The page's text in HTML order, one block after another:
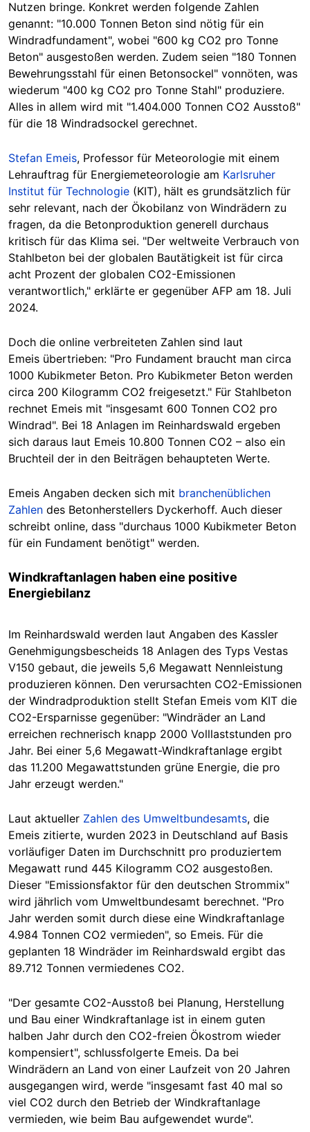
Nutzen bringe. Konkret werden folgende Zahlen
genannt: "10.000 Tonnen Beton sind nötig für ein
Windradfundament", wobei "600 kg CO2 pro Tonne
Beton" ausgestoßen werden. Zudem seien "180 Tonnen
Bewehrungsstahl für einen Betonsockel" vonnöten, was
wiederum "400 kg CO2 pro Tonne Stahl" produziere.
Alles in allem wird mit "1.404.000 Tonnen CO2 Ausstoß"
für die 18 Windradsockel gerechnet.
Stefan Emeis, Professor für Meteorologie mit einem
Lehrauftrag für Energiemeteorologie am Karlsruher
Institut für Technologie (KIT), hält es grundsätzlich für
sehr relevant, nach der Ökobilanz von Windrädern zu
fragen, da die Betonproduktion generell durchaus
kritisch für das Klima sei. "Der weltweite Verbrauch von
Stahlbeton bei der globalen Bautätigkeit ist für circa
acht Prozent der globalen CO2-Emissionen
verantwortlich," erklärte er gegenüber AFP am 18. Juli
2024.
Doch die online verbreiteten Zahlen sind laut
Emeis übertrieben: "Pro Fundament braucht man circa
1000 Kubikmeter Beton. Pro Kubikmeter Beton werden
circa 200 Kilogramm CO2 freigesetzt." Für Stahlbeton
rechnet Emeis mit "insgesamt 600 Tonnen CO2 pro
Windrad". Bei 18 Anlagen im Reinhardswald ergeben
sich daraus laut Emeis 10.800 Tonnen CO2 – also ein
Bruchteil der in den Beiträgen behaupteten Werte.
Emeis Angaben decken sich mit branchenüblichen
Zahlen des Betonherstellers Dyckerhoff. Auch dieser
schreibt online, dass "durchaus 1000 Kubikmeter Beton
für ein Fundament benötigt" werden.
Windkraftanlagen haben eine positive
Energiebilanz
Im Reinhardswald werden laut Angaben des Kassler
Genehmigungsbescheids 18 Anlagen des Typs Vestas
V150 gebaut, die jeweils 5,6 Megawatt Nennleistung
produzieren können. Den verursachten CO2-Emissionen
der Windradproduktion stellt Stefan Emeis vom KIT die
CO2-Ersparnisse gegenüber: "Windräder an Land
erreichen rechnerisch knapp 2000 Volllaststunden pro
Jahr. Bei einer 5,6 Megawatt-Windkraftanlage ergibt
das 11.200 Megawattstunden grüne Energie, die pro
Jahr erzeugt werden."
Laut aktueller Zahlen des Umweltbundesamts, die
Emeis zitierte, wurden 2023 in Deutschland auf Basis
vorläufiger Daten im Durchschnitt pro produziertem
Megawatt rund 445 Kilogramm CO2 ausgestoßen.
Dieser "Emissionsfaktor für den deutschen Strommix"
wird jährlich vom Umweltbundesamt berechnet. "Pro
Jahr werden somit durch diese eine Windkraftanlage
4.984 Tonnen CO2 vermieden", so Emeis. Für die
geplanten 18 Windräder im Reinhardswald ergibt das
89.712 Tonnen vermiedenes CO2.
"Der gesamte CO2-Ausstoß bei Planung, Herstellung
und Bau einer Windkraftanlage ist in einem guten
halben Jahr durch den CO2-freien Ökostrom wieder
kompensiert", schlussfolgerte Emeis. Da bei
Windrädern an Land von einer Laufzeit von 20 Jahren
ausgegangen wird, werde "insgesamt fast 40 mal so
viel CO2 durch den Betrieb der Windkraftanlage
vermieden, wie beim Bau aufgewendet wurde".